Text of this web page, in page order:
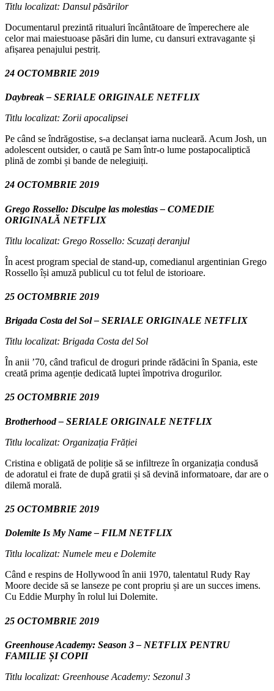
Titlu localizat: Dansul păsărilor
Documentarul prezintă ritualuri încântătoare de împerechere ale
celor mai maiestuoase păsări din lume, cu dansuri extravagante și
afișarea penajului pestriț.
24 OCTOMBRIE 2019
Daybreak – SERIALE ORIGINALE NETFLIX
Titlu localizat: Zorii apocalipsei
Pe când se îndrăgostise, s-a declanșat iarna nucleară. Acum Josh, un
adolescent outsider, o caută pe Sam într-o lume postapocaliptică
plină de zombi și bande de nelegiuiți.
24 OCTOMBRIE 2019
Grego Rossello: Disculpe las molestias – COMEDIE
ORIGINALĂ NETFLIX
Titlu localizat: Grego Rossello: Scuzați deranjul
În acest program special de stand-up, comedianul argentinian Grego
Rossello își amuză publicul cu tot felul de istorioare.
25 OCTOMBRIE 2019
Brigada Costa del Sol – SERIALE ORIGINALE NETFLIX
Titlu localizat: Brigada Costa del Sol
În anii ’70, când traficul de droguri prinde rădăcini în Spania, este
creată prima agenție dedicată luptei împotriva drogurilor.
25 OCTOMBRIE 2019
Brotherhood – SERIALE ORIGINALE NETFLIX
Titlu localizat: Organizația Frăției
Cristina e obligată de poliție să se infiltreze în organizația condusă
de adoratul ei frate de după gratii și să devină informatoare, dar are o
dilemă morală.
25 OCTOMBRIE 2019
Dolemite Is My Name – FILM NETFLIX
Titlu localizat: Numele meu e Dolemite
Când e respins de Hollywood în anii 1970, talentatul Rudy Ray
Moore decide să se lanseze pe cont propriu și are un succes imens.
Cu Eddie Murphy în rolul lui Dolemite.
25 OCTOMBRIE 2019
Greenhouse Academy: Season 3 – NETFLIX PENTRU
FAMILIE ȘI COPII
Titlu localizat: Greenhouse Academy: Sezonul 3